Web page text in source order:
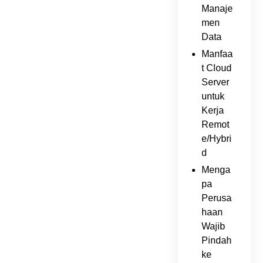
Manaje
men
Data
Manfaa
t Cloud
Server
untuk
Kerja
Remot
e/Hybri
d
Menga
pa
Perusa
haan
Wajib
Pindah
ke